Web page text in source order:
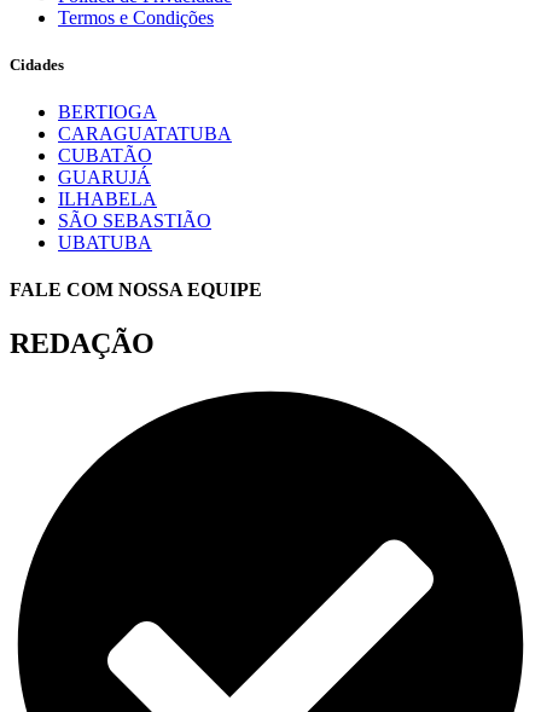
Termos e Condições
Cidades
BERTIOGA
CARAGUATATUBA
CUBATÃO
GUARUJÁ
ILHABELA
SÃO SEBASTIÃO
UBATUBA
FALE COM NOSSA EQUIPE
REDAÇÃO